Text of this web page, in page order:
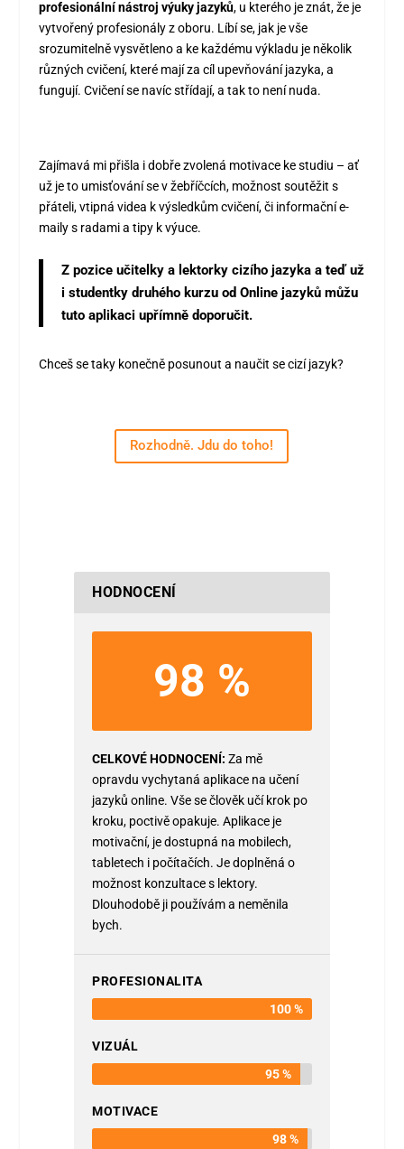
profesionální nástroj výuky jazyků, u kterého je znát, že je
vytvořený profesionály z oboru. Líbí se, jak je vše
srozumitelně vysvětleno a ke každému výkladu je několik
různých cvičení, které mají za cíl upevňování jazyka, a
fungují. Cvičení se navíc střídají, a tak to není nuda.
Zajímavá mi přišla i dobře zvolená motivace ke studiu – ať
už je to umisťování se v žebříčcích, možnost soutěžit s
přáteli, vtipná videa k výsledkům cvičení, či informační e-
maily s radami a tipy k výuce.
Z pozice učitelky a lektorky cizího jazyka a teď už
i studentky druhého kurzu od Online jazyků můžu
tuto aplikaci upřímně doporučit.
Chceš se taky konečně posunout a naučit se cizí jazyk?
Rozhodně. Jdu do toho!
HODNOCENÍ
98 %
CELKOVÉ HODNOCENÍ Za mě
opravdu vychytaná aplikace na učení
jazyků online. Vše se člověk učí krok po
kroku, poctivě opakuje. Aplikace je
motivační, je dostupná na mobilech,
tabletech i počítačích. Je doplněná o
možnost konzultace s lektory.
Dlouhodobě ji používám a neměnila
bych.
PROFESIONALITA
100 %
VIZUÁL
95 %
MOTIVACE
98 %